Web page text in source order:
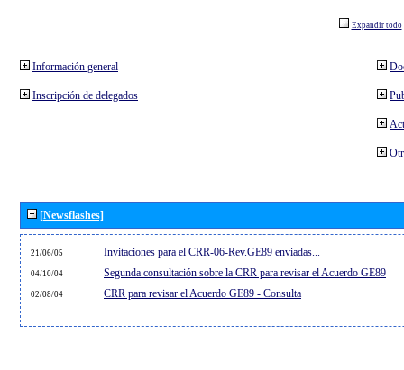
Expandir todo
Información general
Inscripción de delegados
[Newsflashes]
21/06/05 Invitaciones para el CRR-06-Rev.GE89 enviadas...
04/10/04 Segunda consultación sobre la CRR para revisar el Acuerdo GE89
02/08/04 CRR para revisar el Acuerdo GE89 - Consulta